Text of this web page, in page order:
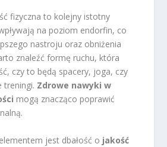
fizyczna to kolejny istotny
na poziom endorfin, co
nastroju oraz obniżenia
znaleźć formę ruchu, która
czy to będą spacery, joga, czy
treningi. Zdrowe nawyki w
mogą znacząco poprawić
jest dbałość o jakość